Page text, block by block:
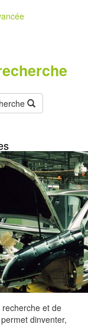
et de
dinventer,